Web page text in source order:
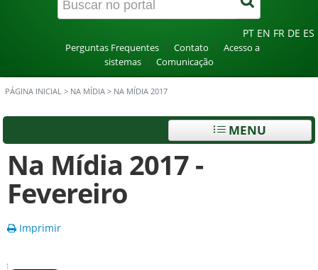
PT EN FR DE ES
Perguntas Frequentes Contato
Acesso a
sistemas
Comunicação
PÁGINA INICIAL > NA MÍDIA > NA MÍDIA 2017
MENU
Na Mídia 2017 -
Fevereiro
Imprimir